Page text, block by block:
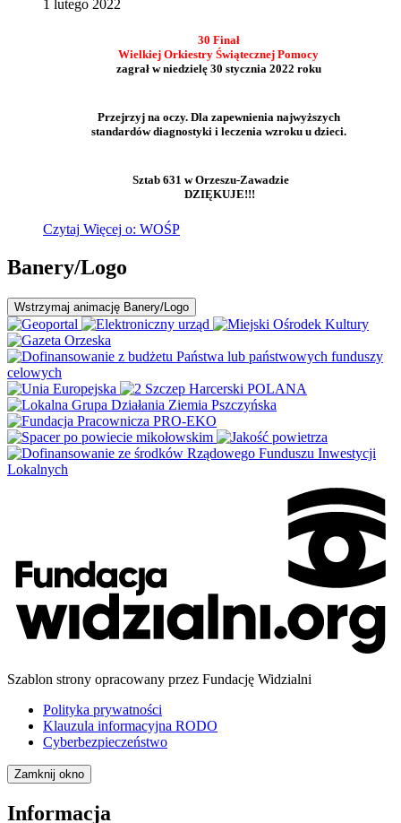
1 lutego 2022
30 Finał
Wielkiej Orkiestry Świątecznej Pomocy
zagrał w niedzielę 30 stycznia 2022 roku
Przejrzyj na oczy. Dla zapewnienia najwyższych
standardów diagnostyki i leczenia wzroku u dzieci.
Sztab 631 w Orzeszu-Zawadzie
DZIĘKUJE!!!
Czytaj Więcej o: WOŚP
Banery/Logo
Wstrzymaj animację Banery/Logo
Szablon strony opracowany przez Fundację Widzialni
Polityka prywatności
Klauzula informacyjna RODO
Cyberbezpieczeństwo
Zamknij okno
Informacja